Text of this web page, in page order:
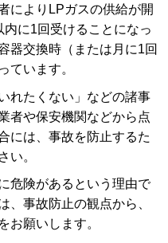
によりLPガスの供給が開
に1回受けることになっ
器交換時（または月に1回
ています。
れたくない」などの諸事
者や保安機関などから点
には、事故を防止するた
い。
危険があるという理由で
、事故防止の観点から、
お願いします。